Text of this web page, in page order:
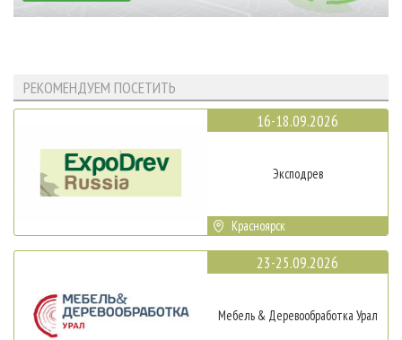
РЕКОМЕНДУЕМ ПОСЕТИТЬ
16-18.09.2026
Эксподрев
Красноярск
23-25.09.2026
Мебель & Деревообработка Урал